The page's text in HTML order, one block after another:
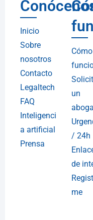
Inicio
Sobre
nosotros
Contacto
Legaltech
FAQ
Inteligenci
a artificial
Prensa
Cómo
un
/ 24h
de
me